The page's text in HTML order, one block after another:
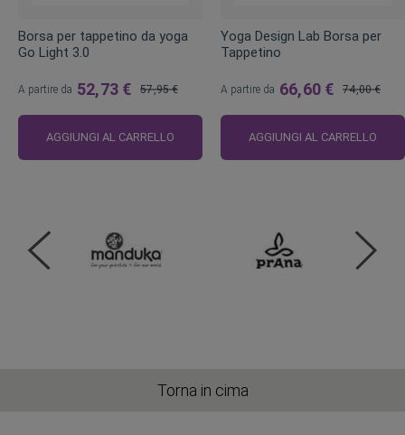
Borsa per tappetino da yoga
Go Light 3.0
A partire da 52,73 €
regolare
57,95 €
AGGIUNGI AL CARRELLO
Yoga Design Lab Borsa per
Tappetino
A partire da 66,60 €
regolare
74,00 €
AGGIUNGI AL CARRELLO
Torna in cima